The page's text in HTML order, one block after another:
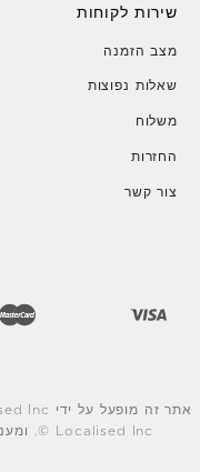
שירות לקוחות
מצב הזמנה
שאלות נפוצות
משלוח
החזרות
צור קשר
© Localised Inc. ומעניקי הרישיונות שלה. כל הזכויות שמורות.